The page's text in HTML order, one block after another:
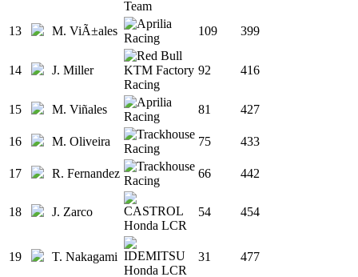
13 M. ViÃ±ales 109 399
14 J. Miller 92 416
15 M. Viñales 81 427
16 M. Oliveira 75 433
17 R. Fernandez 66 442
18 J. Zarco 54 454
19 T. Nakagami 31 477